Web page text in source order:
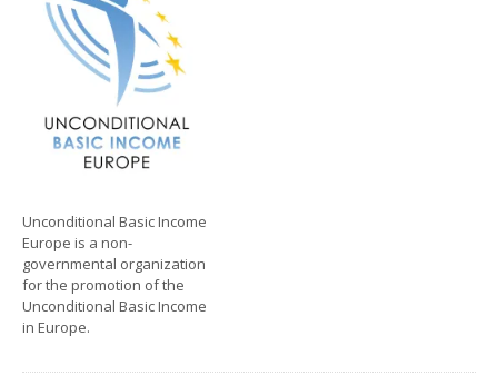
Unconditional Basic Income
Europe is a non-
governmental organization
for the promotion of the
Unconditional Basic Income
in Europe.